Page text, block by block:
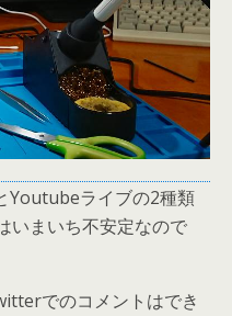
Youtubeライブの2種類
いまいち不安定なので
でのコメントはでき